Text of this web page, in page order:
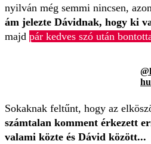
nyilván még semmi nincsen,
ám jelezte Dávidnak, hogy ki
majd pár kedves szó után
Sokaknak feltűnt, hogy az
számtalan komment érkezett
valami közte és Dávid között...